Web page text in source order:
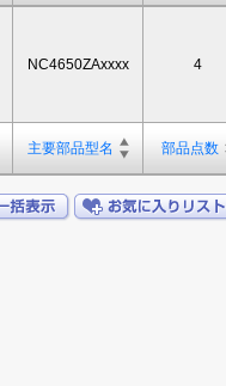
NC4650ZAxxxx 4
主要部品型名 部品点数